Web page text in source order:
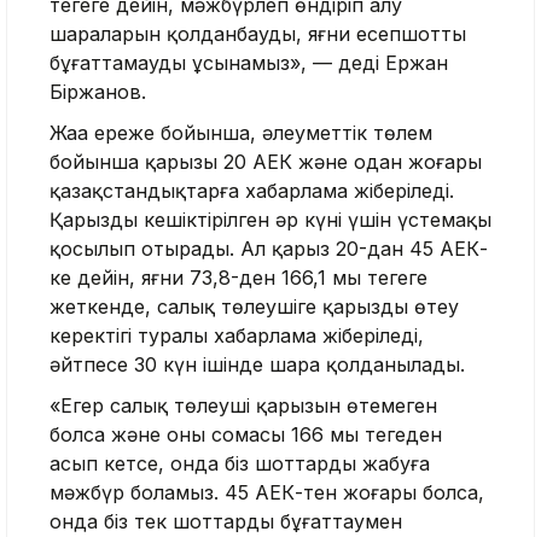
теңгеге дейін, мәжбүрлеп өндіріп алу
шараларын қолданбауды, яғни есепшотты
бұғаттамауды ұсынамыз», — деді Ержан
Біржанов.
Жаңа ереже бойынша, әлеуметтік төлем
бойынша қарызы 20 АЕК және одан жоғары
қазақстандықтарға хабарлама жіберіледі.
Қарыздың кешіктірілген әр күні үшін үстемақы
қосылып отырады. Ал қарыз 20-дан 45 АЕК-
ке дейін, яғни 73,8-ден 166,1 мың теңгеге
жеткенде, салық төлеушіге қарызды өтеу
керектігі туралы хабарлама жіберіледі,
әйтпесе 30 күн ішінде шара қолданылады.
«Егер салық төлеуші ​​қарызын өтемеген
болса және оның сомасы 166 мың теңгеден
асып кетсе, онда біз шоттарды жабуға
мәжбүр боламыз. 45 АЕК-тен жоғары болса,
онда біз тек шоттарды бұғаттаумен